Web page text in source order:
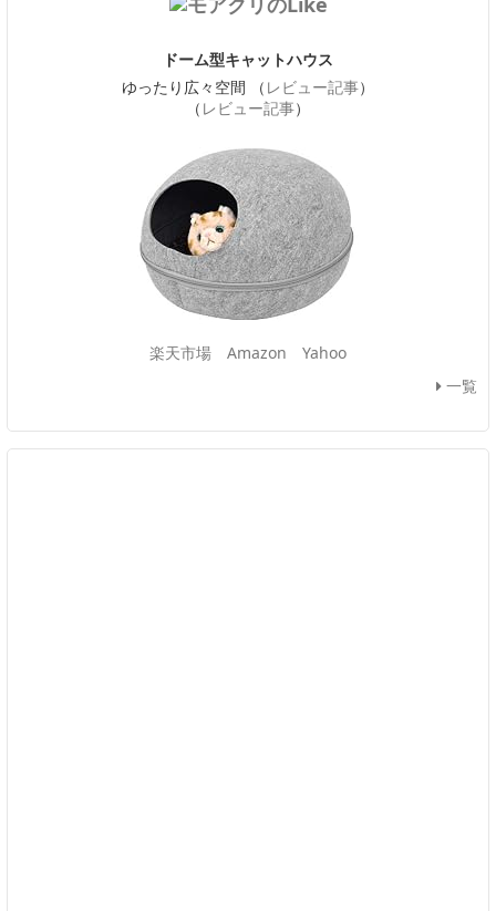
ドーム型キャットハウス
ゆったり広々空間 （ レビュー記事）
（ レビュー記事）
楽天市場 Amazon
Yahoo
一覧